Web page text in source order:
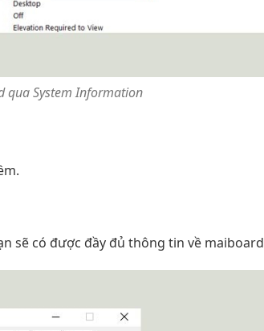
qua System Information
sẽ có được đầy đủ thông tin về maiboard